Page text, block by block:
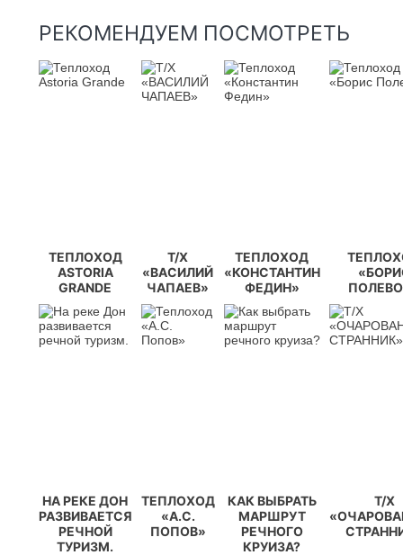
РЕКОМЕНДУЕМ ПОСМОТРЕТЬ
ТЕПЛОХОД
ASTORIA
GRANDE
Т/Х
«ВАСИЛИЙ
ЧАПАЕВ»
ТЕПЛОХОД
«КОНСТАНТИН
ФЕДИН»
НА РЕКЕ ДОН
РАЗВИВАЕТСЯ
РЕЧНОЙ
ТУРИЗМ.
ТЕПЛОХОД
«А.С.
ПОПОВ»
КАК ВЫБРАТЬ
МАРШРУТ
РЕЧНОГО
КРУИЗА?
Т/Х